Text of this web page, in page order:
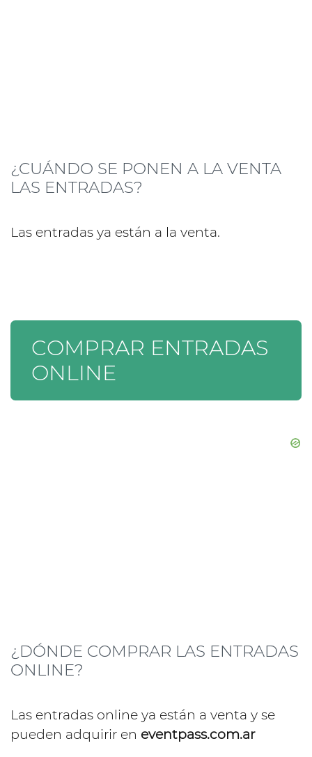
¿CUÁNDO SE PONEN A LA VENTA
LAS ENTRADAS?
Las entradas ya están a la venta.
COMPRAR ENTRADAS
ONLINE
¿DÓNDE COMPRAR LAS ENTRADAS
ONLINE?
Las entradas online ya están a venta y se
pueden adquirir en eventpass.com.ar